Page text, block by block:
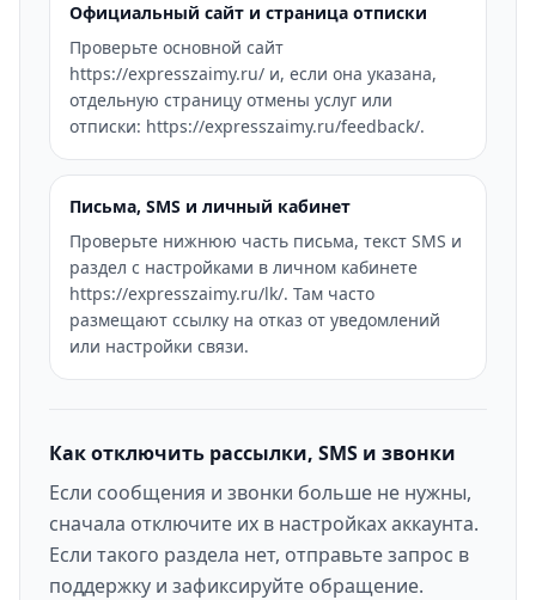
Официальный сайт и страница отписки
Проверьте основной сайт
https://expresszaimy.ru/ и, если она указана,
отдельную страницу отмены услуг или
отписки: https://expresszaimy.ru/feedback/.
Письма, SMS и личный кабинет
Проверьте нижнюю часть письма, текст SMS и
раздел с настройками в личном кабинете
https://expresszaimy.ru/lk/. Там часто
размещают ссылку на отказ от уведомлений
или настройки связи.
Как отключить рассылки, SMS и звонки
Если сообщения и звонки больше не нужны,
сначала отключите их в настройках аккаунта.
Если такого раздела нет, отправьте запрос в
поддержку и зафиксируйте обращение.